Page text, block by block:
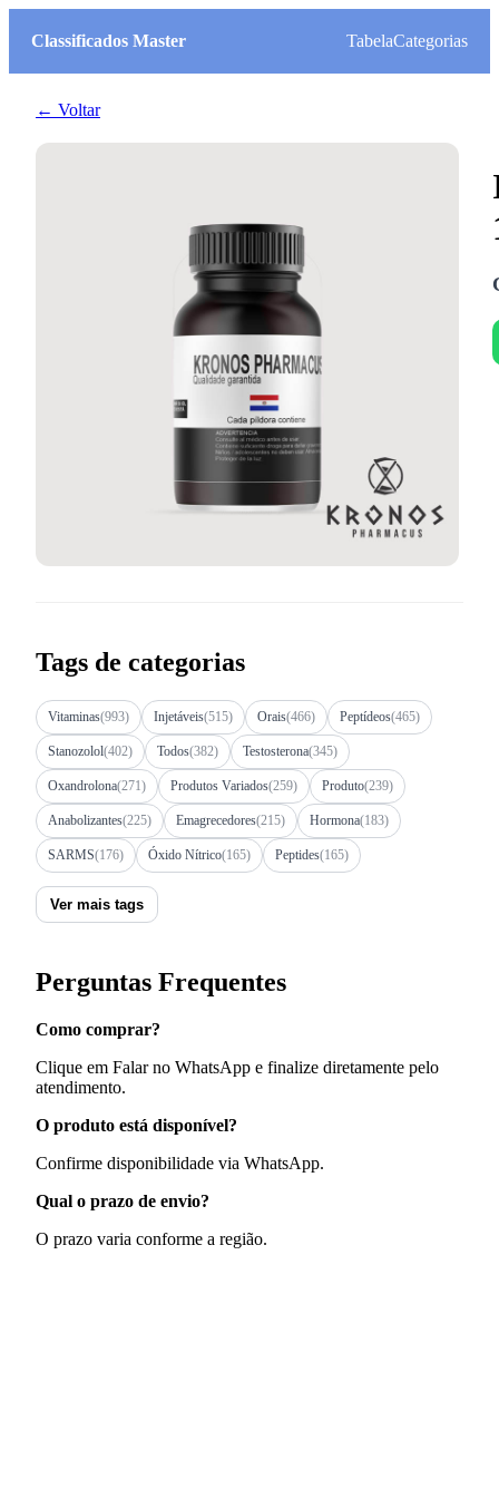
Classificados Master TabelaCategorias
← Voltar
Tags de categorias
Vitaminas(993) Injetáveis(515) Orais(466) Peptídeos(465)
Stanozolol(402) Todos(382) Testosterona(345)
Oxandrolona(271) Produtos Variados(259) Produto(239)
Anabolizantes(225) Emagrecedores(215) Hormona(183)
SARMS(176) Óxido Nítrico(165) Peptides(165)
Ver mais tags
Perguntas Frequentes
Como comprar?
Clique em Falar no WhatsApp e finalize diretamente pelo
atendimento.
O produto está disponível?
Confirme disponibilidade via WhatsApp.
Qual o prazo de envio?
O prazo varia conforme a região.